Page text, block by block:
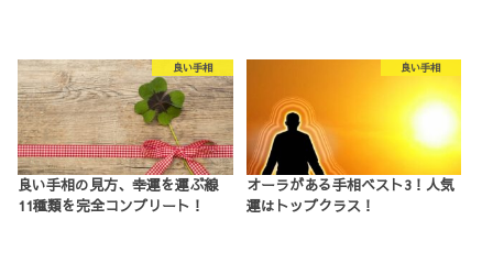
良い手相
良い手相の見方、幸運を運ぶ線
11種類を完全コンプリート！
良い手相
オーラがある手相ベスト3！人気
運はトップクラス！